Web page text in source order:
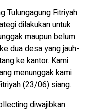
Tulungagung Fitriyah
dilakukan untuk
maupun belum
dua desa yang jauh-
ke kantor. Kami
menunggak kami
(23/06) siang.
diwajibkan